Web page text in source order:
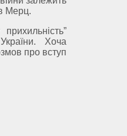
Мерц.
Хоча
про вступ